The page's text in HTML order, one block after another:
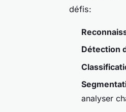
défis:
Détection
analyser